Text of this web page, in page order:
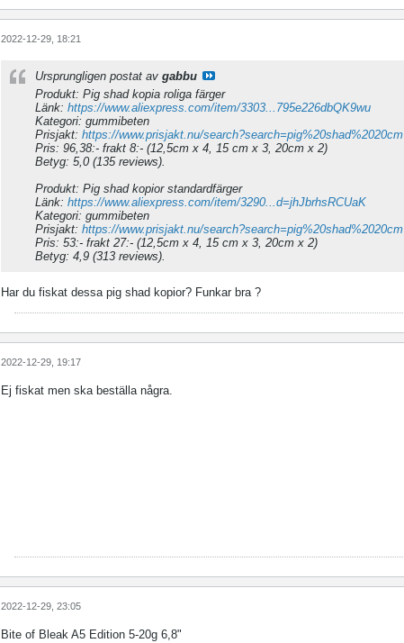
2022-12-29, 18:21
Ursprungligen postat av gabbu
Produkt: Pig shad kopia roliga färger
Länk: https://www.aliexpress.com/item/3303...795e226dbQK9wu
Kategori: gummibeten
Prisjakt: https://www.prisjakt.nu/search?search=pig%20shad%2020cm
Pris: 96,38:- frakt 8:- (12,5cm x 4, 15 cm x 3, 20cm x 2)
Betyg: 5,0 (135 reviews).
Produkt: Pig shad kopior standardfärger
Länk: https://www.aliexpress.com/item/3290...d=jhJbrhsRCUaK
Kategori: gummibeten
Prisjakt: https://www.prisjakt.nu/search?search=pig%20shad%2020cm
Pris: 53:- frakt 27:- (12,5cm x 4, 15 cm x 3, 20cm x 2)
Betyg: 4,9 (313 reviews).
Har du fiskat dessa pig shad kopior? Funkar bra ?
2022-12-29, 19:17
Ej fiskat men ska beställa några.
2022-12-29, 23:05
Bite of Bleak A5 Edition 5-20g 6,8"